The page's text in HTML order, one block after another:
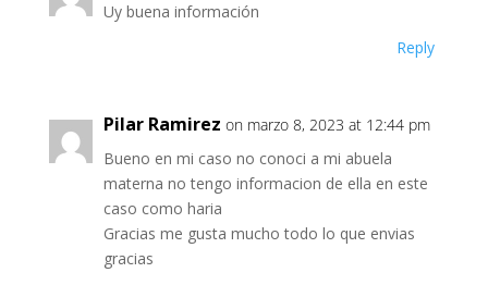
Uy buena información
Reply
Pilar Ramirez on marzo 8, 2023 at 12:44 pm
Bueno en mi caso no conoci a mi abuela
materna no tengo informacion de ella en este
caso como haria
Gracias me gusta mucho todo lo que envias
gracias